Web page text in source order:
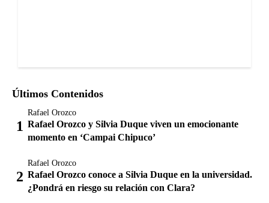
Últimos Contenidos
Rafael Orozco
Rafael Orozco y Silvia Duque viven un emocionante
momento en ‘Campai Chipuco’
Rafael Orozco
Rafael Orozco conoce a Silvia Duque en la universidad.
¿Pondrá en riesgo su relación con Clara?